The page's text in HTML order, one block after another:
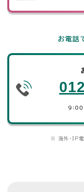
お電話
9：00
※ 海外・IP